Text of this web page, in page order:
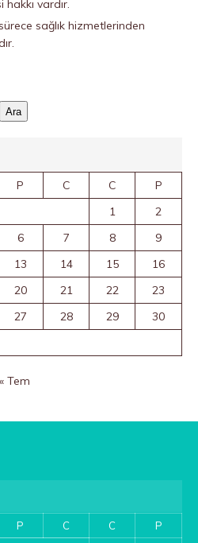
vardır.
sağlık hizmetlerinden
Ara
P C C
P
1
2
6 7 8
9
13 14 15
16
20 21 22
23
27 28 29
30
« Tem
P C C
P